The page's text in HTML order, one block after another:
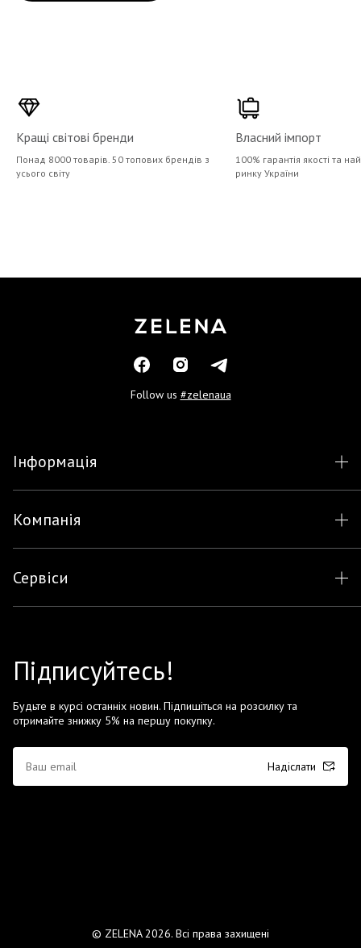
Кращі світові бренди
Понад 8000 товарів. 50 топових брендів з
усього світу
Власний імпорт
100% гарантія якості та
ринку України
Follow us #zelenaua
Інформація
Компанія
Сервіси
Підписуйтесь!
Будьте в курсі останніх новин. Підпишіться на розсилку та
отримайте знижку 5% на першу покупку.
Надіслати
© ZELENA 2026. Всі права захищені